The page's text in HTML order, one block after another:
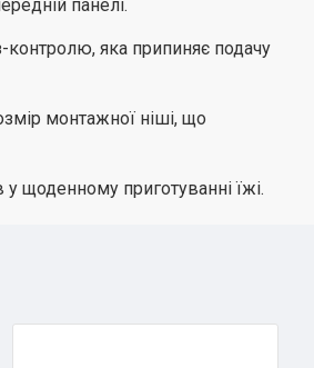
панелі.
яка припиняє подачу
монтажної ніші, що
щоденному приготуванні їжі.